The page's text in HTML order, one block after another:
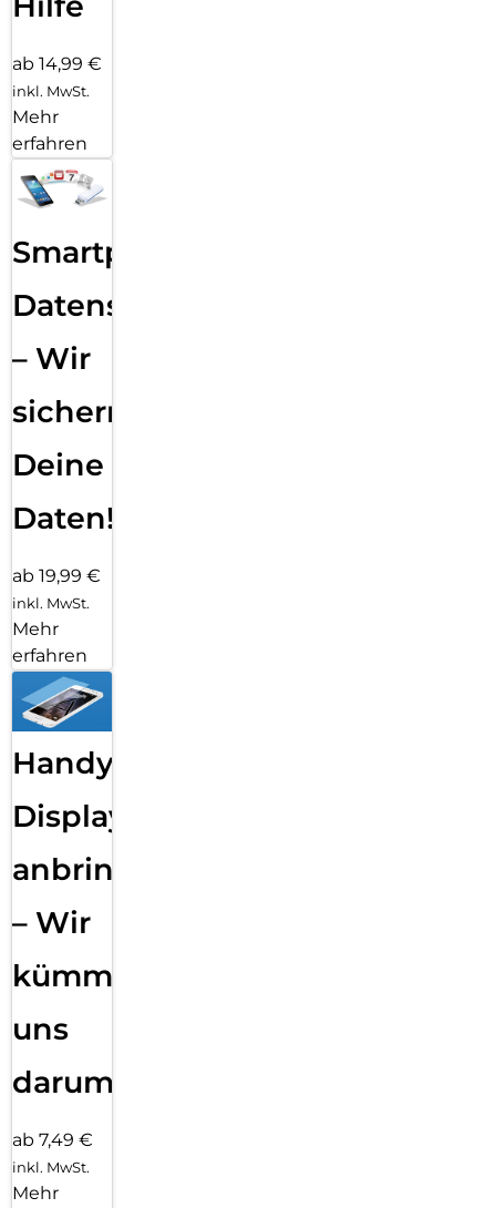
ab 14,99 €
inkl. MwSt.
Mehr
erfahren
Smartphone
Datensicherung
– Wir
sichern
Deine
Daten!
ab 19,99 €
inkl. MwSt.
Mehr
erfahren
Handy
Displayfolie
anbringen
– Wir
kümmern
uns
darum!
ab 7,49 €
inkl. MwSt.
Mehr